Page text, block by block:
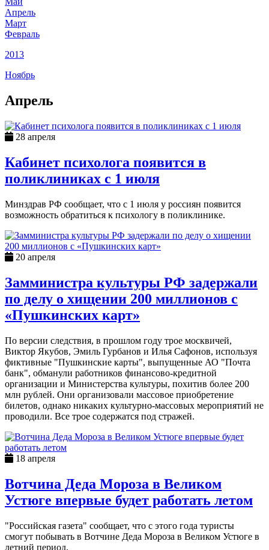
Апрель
Март
Февраль
2013
Ноябрь
Апрель
28 апреля
Кабинет психолога появится в
поликлиниках с 1 июля
Минздрав РФ сообщает, что с 1 июля у россиян появится
возможность обратиться к психологу в поликлинике.
20 апреля
Замминистра культуры РФ задержали
по делу о хищении 200 миллионов с
«Пушкинских карт»
По версии следствия, в прошлом году трое москвичей,
Виктор Якубов, Эмиль Гурбанов и Илья Сафонов, используя
фиктивные "Пушкинские карты", выпущенные АО "Почта
банк", обманули работников финансово-кредитной
организации и Министерства культуры, похитив более 200
млн рублей. Они организовали массовое приобретение
билетов, однако никаких культурно-массовых мероприятий не
проводили. Все трое содержатся под стражей.
18 апреля
Вотчина Деда Мороза в Великом
Устюге впервые будет работать летом
"Российская газета" сообщает, что с этого года туристы
смогут побывать в Вотчине Деда Мороза в Великом Устюге в
летний период.